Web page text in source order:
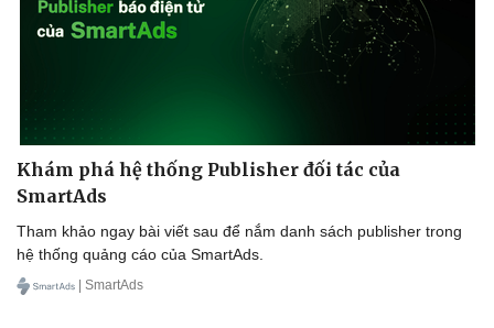
Doanh nghiệp
Khám phá hệ thống Publisher đối tác của
SmartAds
Tham khảo ngay bài viết sau để nắm danh sách publisher trong
hệ thống quảng cáo của SmartAds.
| SmartAds